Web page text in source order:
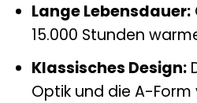
Lange Lebensdauer:
15.000 Stunden
Klassisches Design:
Optik und die A-